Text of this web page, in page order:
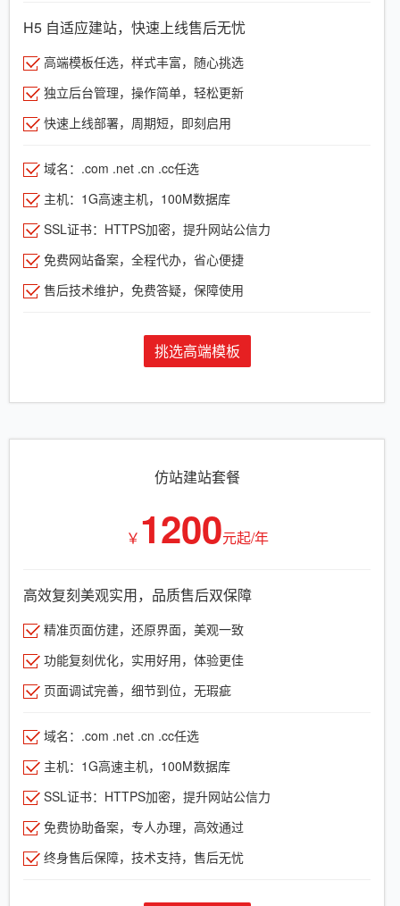
H5 自适应建站，快速上线售后无忧
高端模板任选，样式丰富，随心挑选
独立后台管理，操作简单，轻松更新
快速上线部署，周期短，即刻启用
域名：.com .net .cn .cc任选
主机：1G高速主机，100M数据库
SSL证书：HTTPS加密，提升网站公信力
免费网站备案，全程代办，省心便捷
售后技术维护，免费答疑，保障使用
挑选高端模板
仿站建站套餐
￥ 1200元起/年
高效复刻美观实用，品质售后双保障
精准页面仿建，还原界面，美观一致
功能复刻优化，实用好用，体验更佳
页面调试完善，细节到位，无瑕疵
域名：.com .net .cn .cc任选
主机：1G高速主机，100M数据库
SSL证书：HTTPS加密，提升网站公信力
免费协助备案，专人办理，高效通过
终身售后保障，技术支持，售后无忧